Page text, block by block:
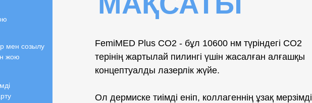
FemiMED Plus CO2 - бұл 10600 нм түріндегі CO2
терінің жартылай пилингі үшін жасалған алғашқы
концептуалды лазерлік жүйе.
Ол дермиске тиімді еніп, коллагеннің ұзақ мерзімді
мен созылу
жою